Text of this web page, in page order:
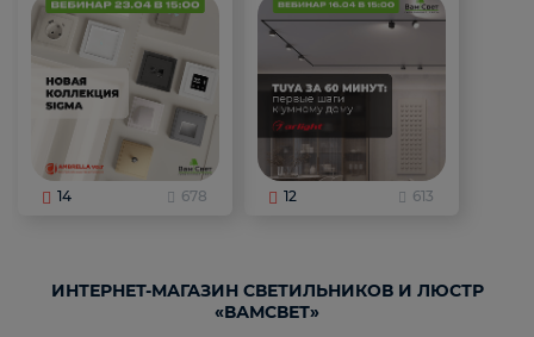
14 678 12 613
ИНТЕРНЕТ-МАГАЗИН СВЕТИЛЬНИКОВ И ЛЮСТР
«ВАМСВЕТ»